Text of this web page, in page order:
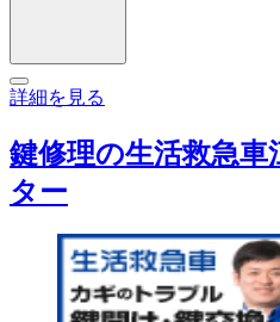
詳細を見る
鍵修理の生活救急車
ター